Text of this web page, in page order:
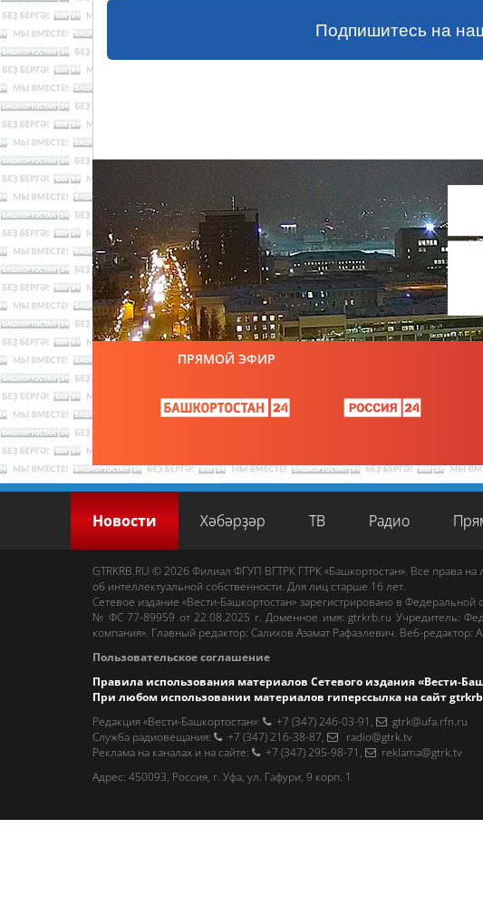
Подпишитесь на
ПРЯМОЙ ЭФИР
Новости Хәбәрҙәр ТВ Радио
GTRKRB.RU © 2026 Филиал ФГУП ВГТРК ГТРК «Башкортостан». Все права
об интеллектуальной собственности. Для лиц старше 16 лет.
Сетевое издание «Вести-Башкортостан» зарегистрировано в
№ ФС 77-89959 от 22.08.2025 г. Доменное имя:gtrkrb.ru Учредитель:
компания». Главный редактор: Салихов Азамат Рафаэлевич. Веб-редактор:
Пользовательское соглашение
Правила использования материалов Сетевого издания «Вести-
При любом использовании материалов гиперссылка на сайт
Редакция «Вести-Башкортостан»: +7 (347) 246-03-91 ,
gtrk@ufa.rfn.ru
Cлужба радиовещания: +7 (347) 216-38-87,
radio@gtrk.tv
Реклама на каналах и на сайте: +7 (347) 295-98-71 ,
reklama@gtrk.tv
Адрес: 450093, Россия, г. Уфа, ул. Гафури, 9 корп. 1